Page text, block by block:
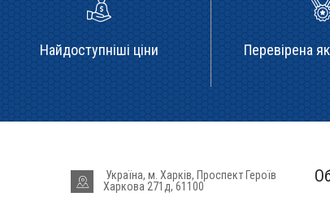
Найдоступніші ціни Перевірена
Україна, м. Харків, Проспект Героїв
Харкова 271д, 61100